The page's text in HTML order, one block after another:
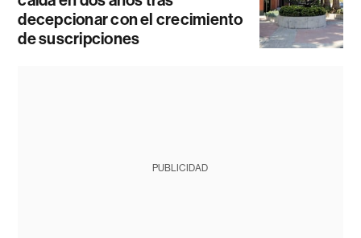
decepcionar con el crecimiento
de suscripciones
PUBLICIDAD